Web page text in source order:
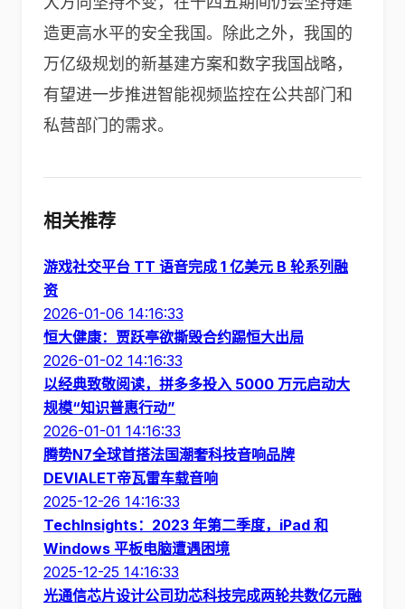
造更高水平的安全我国。除此之外，我国的
万亿级规划的新基建方案和数字我国战略，
有望进一步推进智能视频监控在公共部门和
私营部门的需求。
相关推荐
游戏社交平台 TT 语音完成 1 亿美元 B 轮系列融
资
2026-01-06 14:16:33
恒大健康：贾跃亭欲撕毁合约踢恒大出局
2026-01-02 14:16:33
以经典致敬阅读，拼多多投入 5000 万元启动大
规模“知识普惠行动”
2026-01-01 14:16:33
腾势N7全球首搭法国潮奢科技音响品牌
DEVIALET帝瓦雷车载音响
2025-12-26 14:16:33
TechInsights：2023 年第二季度，iPad 和
Windows 平板电脑遭遇困境
2025-12-25 14:16:33
光通信芯片设计公司玏芯科技完成两轮共数亿元融